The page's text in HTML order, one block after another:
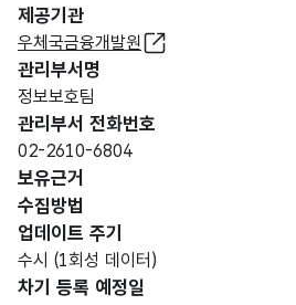
제공기관
우체국금융개발원
관리부서명
정보보호팀
관리부서 전화번호
02-2610-6804
보유근거
수집방법
업데이트 주기
수시 (1회성 데이터)
차기 등록 예정일